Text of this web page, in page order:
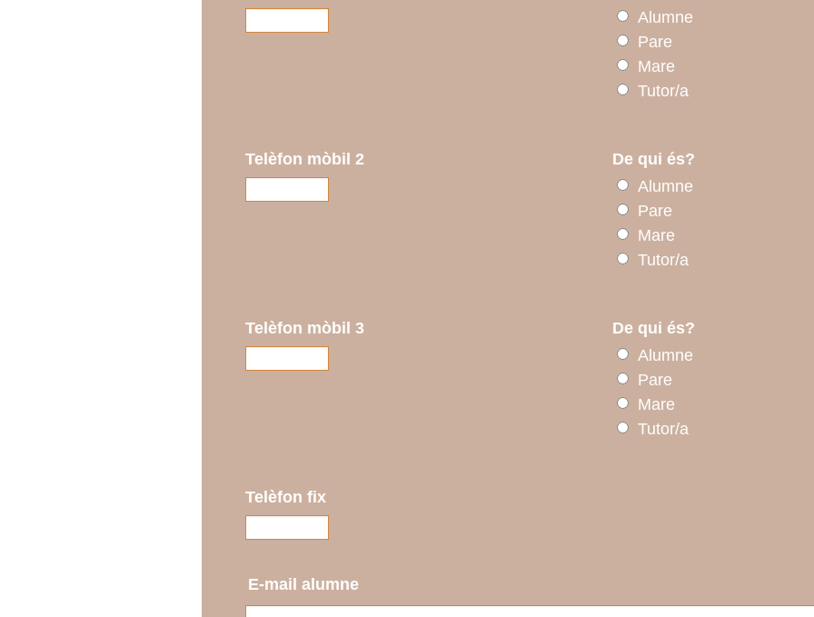
Alumne
Pare
Mare
Tutor/a
Telèfon mòbil 2
De qui és?
Alumne
Pare
Mare
Tutor/a
Telèfon mòbil 3
De qui és?
Alumne
Pare
Mare
Tutor/a
Telèfon fix
E-mail alumne